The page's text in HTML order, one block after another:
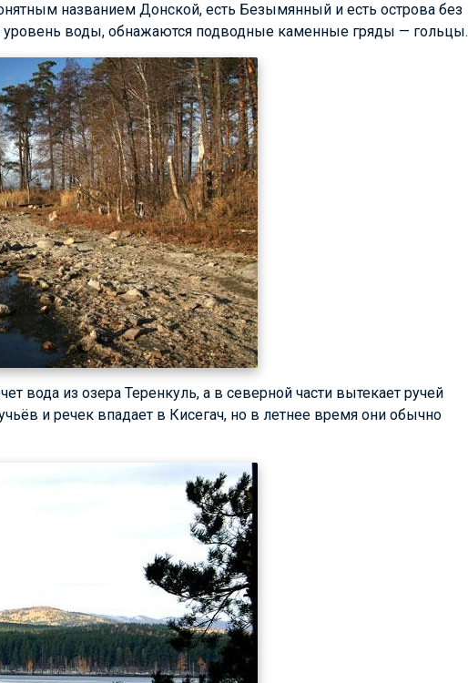
названием Донской, есть Безымянный и есть острова без
уровень воды, обнажаются подводные каменные гряды — гольцы.
вода из озера Теренкуль, а в северной части вытекает ручей
и речек впадает в Кисегач, но в летнее время они обычно